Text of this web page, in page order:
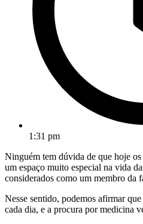
1:31 pm
Ninguém tem dúvida de que hoje
um espaço muito especial na vida
considerados como um membro da
Nesse sentido, podemos afirmar
cada dia, e a procura por medicina